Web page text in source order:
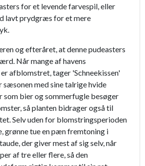
for et levende farvespil, eller
lavt prydgræs for et mere
og efteråret, at denne pudeasters
Når mange af havens
afblomstret, tager 'Schneekissen'
med sine talrige hvide
som bier og sommerfugle besøger
så planten bidrager også til
Selv uden for blomstringsperioden
grønne tue en pæn fremtoning i
der giver mest af sig selv, når
af tre eller flere, så den